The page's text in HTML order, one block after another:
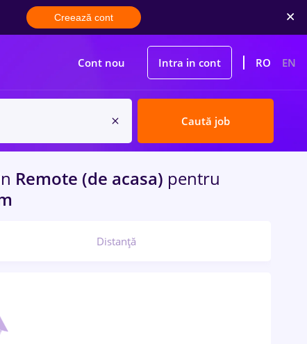
Creează cont
Cont nou Intra in cont RO EN
Caută job
Remote (de acasa) pentru
Distanță